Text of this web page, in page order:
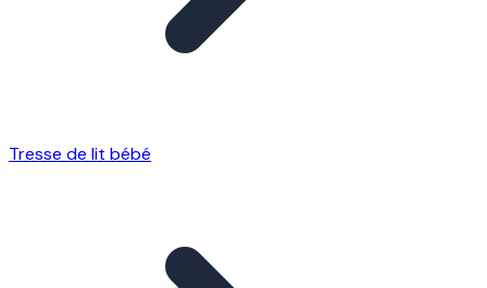
Tresse de lit bébé